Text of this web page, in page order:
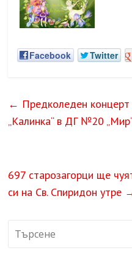
Facebook Twitter
← Предколеден
„Калинка“ в ДГ №20
697 старозагорци ще
си на Св. Спиридон утре